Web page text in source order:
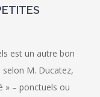
est un autre bon
selon M. Ducatez,
» – ponctuels ou